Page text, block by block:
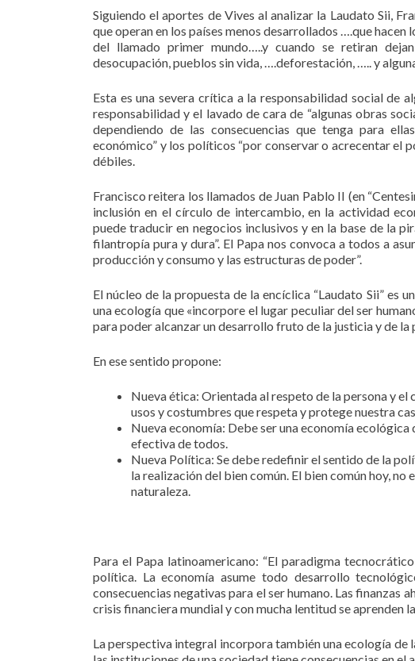
Siguiendo el aportes de Vives al analizar la Laudato Sii,
que operan en los países menos desarrollados ….que
del llamado primer mundo…..y cuando se retiran
desocupación, pueblos sin vida, ….deforestación, ….. y
Esta es una severa crítica a la responsabilidad social de
responsabilidad y el lavado de cara de “algunas obras
dependiendo de las consecuencias que tenga para
económico” y los políticos “por conservar o acrecentar el
débiles.
Francisco reitera los llamados de Juan Pablo II (en
inclusión en el círculo de intercambio, en la actividad
puede traducir en negocios inclusivos y en la base de la
filantropía pura y dura”. El Papa nos convoca a todos a
producción y consumo y las estructuras de poder”.
El núcleo de la propuesta de la encíclica “Laudato Sii” es
una ecología que «incorpore el lugar peculiar del ser
para poder alcanzar un desarrollo fruto de la justicia y de la
En ese sentido propone:
Nueva ética: Orientada al respeto de la persona y
usos y costumbres que respeta y protege nuestra
Nueva economía: Debe ser una economía
efectiva de todos.
Nueva Política: Se debe redefinir el sentido de la
la realización del bien común. El bien común hoy, no
naturaleza.
Para el Papa latinoamericano: “El paradigma
política. La economía asume todo desarrollo
consecuencias negativas para el ser humano. Las finanzas
crisis financiera mundial y con mucha lentitud se aprenden
La perspectiva integral incorpora también una ecología de